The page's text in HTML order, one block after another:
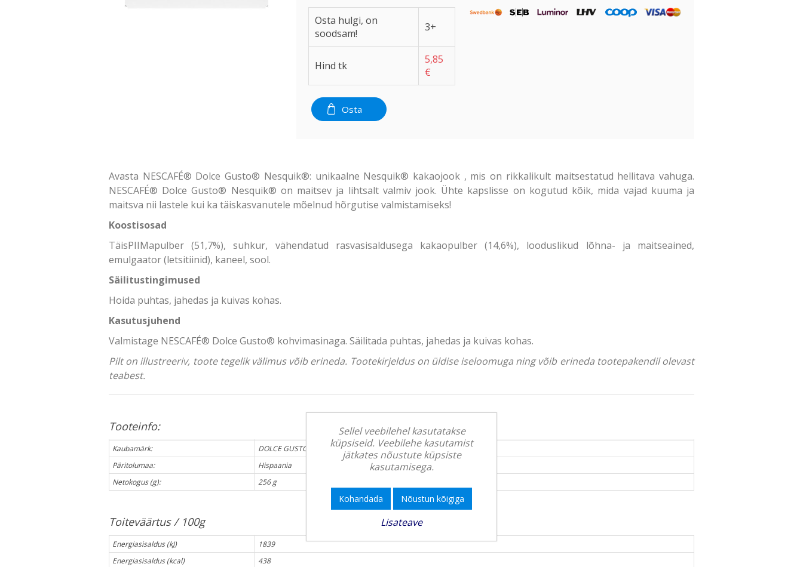
Osta hulgi, on
soodsam!
3+
Hind tk
5,85
€
Osta
Avasta NESCAFÉ® Dolce Gusto® Nesquik®: unikaalne Nesquik® kakaojook , mis on rikkalikult maitsestatud hellitava vahuga.
NESCAFÉ® Dolce Gusto® Nesquik® on maitsev ja lihtsalt valmiv jook. Ühte kapslisse on kogutud kõik, mida vajad kuuma ja
maitsva nii lastele kui ka täiskasvanutele mõelnud hõrgutise valmistamiseks!
Koostisosad
TäisPIIMapulber (51,7%), suhkur, vähendatud rasvasisaldusega kakaopulber (14,6%), looduslikud lõhna- ja maitseained,
emulgaator (letsitiinid), kaneel, sool.
Säilitustingimused
Hoida puhtas, jahedas ja kuivas kohas.
Kasutusjuhend
Valmistage NESCAFÉ® Dolce Gusto® kohvimasinaga. Säilitada puhtas, jahedas ja kuivas kohas.
Pilt on illustreeriv, toote tegelik välimus võib erineda. Tootekirjeldus on üldise iseloomuga ning võib erineda tootepakendil olevast
teabest.
Tooteinfo:
Kaubamärk:
DOLCE GUSTO
Päritolumaa:
Hispaania
Netokogus (g):
256 g
Toiteväärtus / 100g
Energiasisaldus (kJ)
1839
Energiasisaldus (kcal)
438
Sellel veebilehel kasutatakse
küpsiseid. Veebilehe kasutamist
jätkates nõustute küpsiste
kasutamisega.
Kohandada Nõustun kõigiga
Lisateave